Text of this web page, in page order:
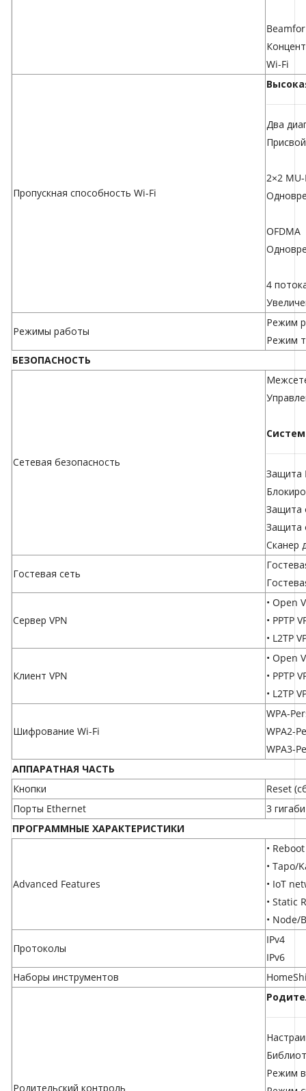
Wi-Fi
Пропускная способность Wi-Fi
Два
2×2
OFDMA
4
Режимы работы
Режим
Режим
БЕЗОПАСНОСТЬ
Сетевая безопасность
Защита
Защита
Защита
Сканер
Гостевая сеть
Сервер VPN
• Open
• PPTP
• L2TP
Клиент VPN
• Open
• PPTP
• L2TP
Шифрование Wi-Fi
WPA-
WPA2-
WPA3-
АППАРАТНАЯ ЧАСТЬ
Кнопки
Reset
Порты Ethernet
3
ПРОГРАММНЫЕ ХАРАКТЕРИСТИКИ
Advanced Features
•
• Tapo/
• IoT
• Static
• Node/
Протоколы
IPv4
IPv6
Наборы инструментов
Родительский контроль
Режим